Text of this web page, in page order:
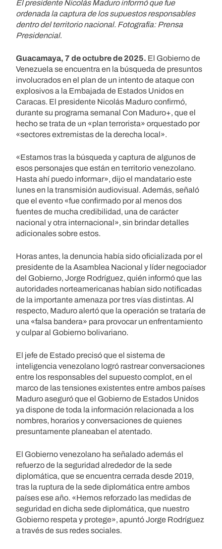
El presidente Nicolás Maduro informó que fue
ordenada la captura de los supuestos responsables
dentro del territorio nacional. Fotografía: Prensa
Presidencial.
Guacamaya, 7 de octubre de 2025. El Gobierno de
Venezuela se encuentra en la búsqueda de presuntos
involucrados en el plan de un intento de ataque con
explosivos a la Embajada de Estados Unidos en
Caracas. El presidente Nicolás Maduro confirmó,
durante su programa semanal Con Maduro+, que el
hecho se trata de un «plan terrorista» orquestado por
«sectores extremistas de la derecha local».
«Estamos tras la búsqueda y captura de algunos de
esos personajes que están en territorio venezolano.
Hasta ahí puedo informar», dijo el mandatario este
lunes en la transmisión audiovisual. Además, señaló
que el evento «fue confirmado por al menos dos
fuentes de mucha credibilidad, una de carácter
nacional y otra internacional», sin brindar detalles
adicionales sobre estos.
Horas antes, la denuncia había sido oficializada por el
presidente de la Asamblea Nacional y líder negociador
del Gobierno, Jorge Rodríguez, quién informó que las
autoridades norteamericanas habían sido notificadas
de la importante amenaza por tres vías distintas. Al
respecto, Maduro alertó que la operación se trataría de
una «falsa bandera» para provocar un enfrentamiento
y culpar al Gobierno bolivariano.
El jefe de Estado precisó que el sistema de
inteligencia venezolano logró rastrear conversaciones
entre los responsables del supuesto complot, en el
marco de las tensiones existentes entre ambos países
Maduro aseguró que el Gobierno de Estados Unidos
ya dispone de toda la información relacionada a los
nombres, horarios y conversaciones de quienes
presuntamente planeaban el atentado.
El Gobierno venezolano ha señalado además el
refuerzo de la seguridad alrededor de la sede
diplomática, que se encuentra cerrada desde 2019,
tras la ruptura de la sede diplomática entre ambos
países ese año. «Hemos reforzado las medidas de
seguridad en dicha sede diplomática, que nuestro
Gobierno respeta y protege», apuntó Jorge Rodríguez
a través de sus redes sociales.